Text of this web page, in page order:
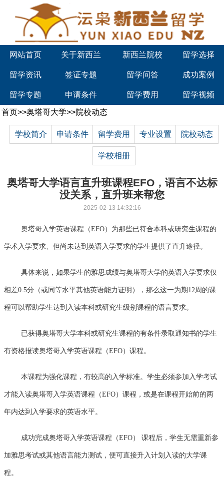
网站首页 关于新西兰 新西兰院校 留学选择
留学资讯 签证专题 留学问答 成功案例
留学专题 申请条件 留学费用 留学视频
首页>>奥塔哥大学>>院校动态
学校简介 申请条件 留学费用 专业设置 院校动态
学校相册
奥塔哥大学语言直升班课程EFO，语言不达标
没关系，直升班来帮您
2025-02-13 14:32:16
奥塔哥入学英语课程（EFO）为那些已符合本科或研究生课程的
学术入学要求、但尚未达到英语入学要求的学生提供了直升途径。
具体来说，如果学生的雅思成绩与奥塔哥大学的英语入学要求仅
相差0.5分（或同等水平其他英语能力证明），那么这一为期12周的课
程可以帮助学生达到入读本科或研究生级别课程的语言要求。
已获得奥塔哥大学本科或研究生课程的有条件录取通知书的学生
有资格报读奥塔哥入学英语课程（EFO）课程。
本课程为强化课程，有较高的入学标准。学生必须参加入学考试
才能入读奥塔哥入学英语课程（EFO）课程，或是在课程开始前的两
年内达到入学要求的英语水平。
成功完成奥塔哥入学英语课程（EFO） 课程后，学生无需重新参
加雅思考试或其他语言能力测试，便可直接升入计划入读的大学课
程。